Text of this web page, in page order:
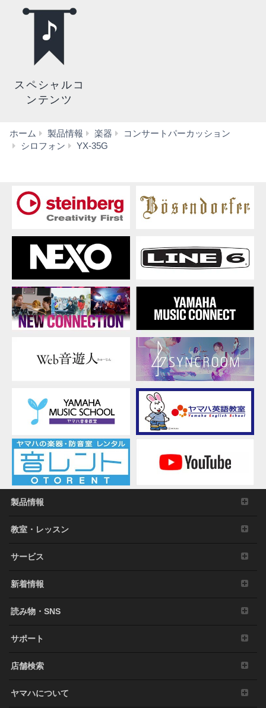
スペシャルコ
ンテンツ
ホーム 製品情報 楽器
コンサートパーカッション
シロフォン
YX-35G
製品情報
教室・レッスン
サービス
新着情報
読み物・SNS
サポート
店舗検索
ヤマハについて